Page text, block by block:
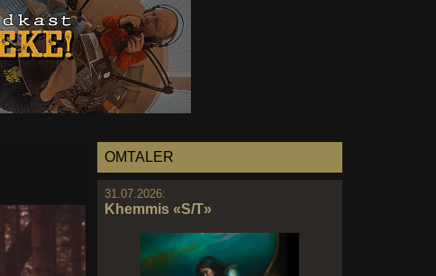
OMTALER
31.07.2026:
Khemmis «S/T»